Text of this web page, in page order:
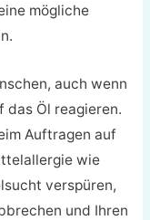
mögliche
auch wenn
das Öl reagieren.
Auftragen auf
wie
verspüren,
und Ihren